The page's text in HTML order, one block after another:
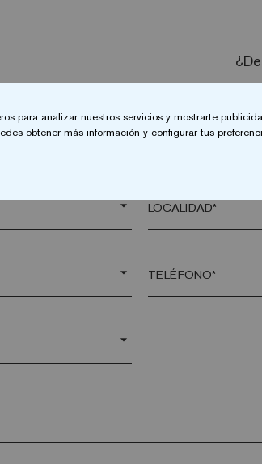
APELLIDO*
arrow_drop_down LOCALIDAD*
arrow_drop_down TELÉFONO*
arrow_drop_down
para analizar nuestros servicios y mostrarte
obtener más información y configurar tus